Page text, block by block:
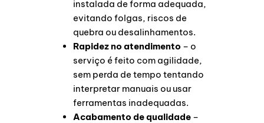
instalada de forma adequada,
evitando folgas, riscos de
quebra ou desalinhamentos.
Rapidez no atendimento – o
serviço é feito com agilidade,
sem perda de tempo tentando
interpretar manuais ou usar
ferramentas inadequadas.
Acabamento de qualidade –